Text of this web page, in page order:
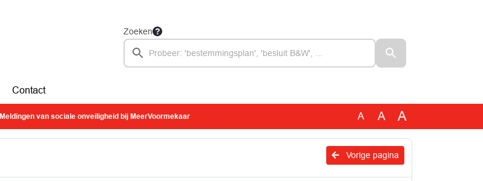
Zoeken
Contact
Meldingen van sociale onveiligheid bij MeerVoormekaar A A A
Vorige pagina